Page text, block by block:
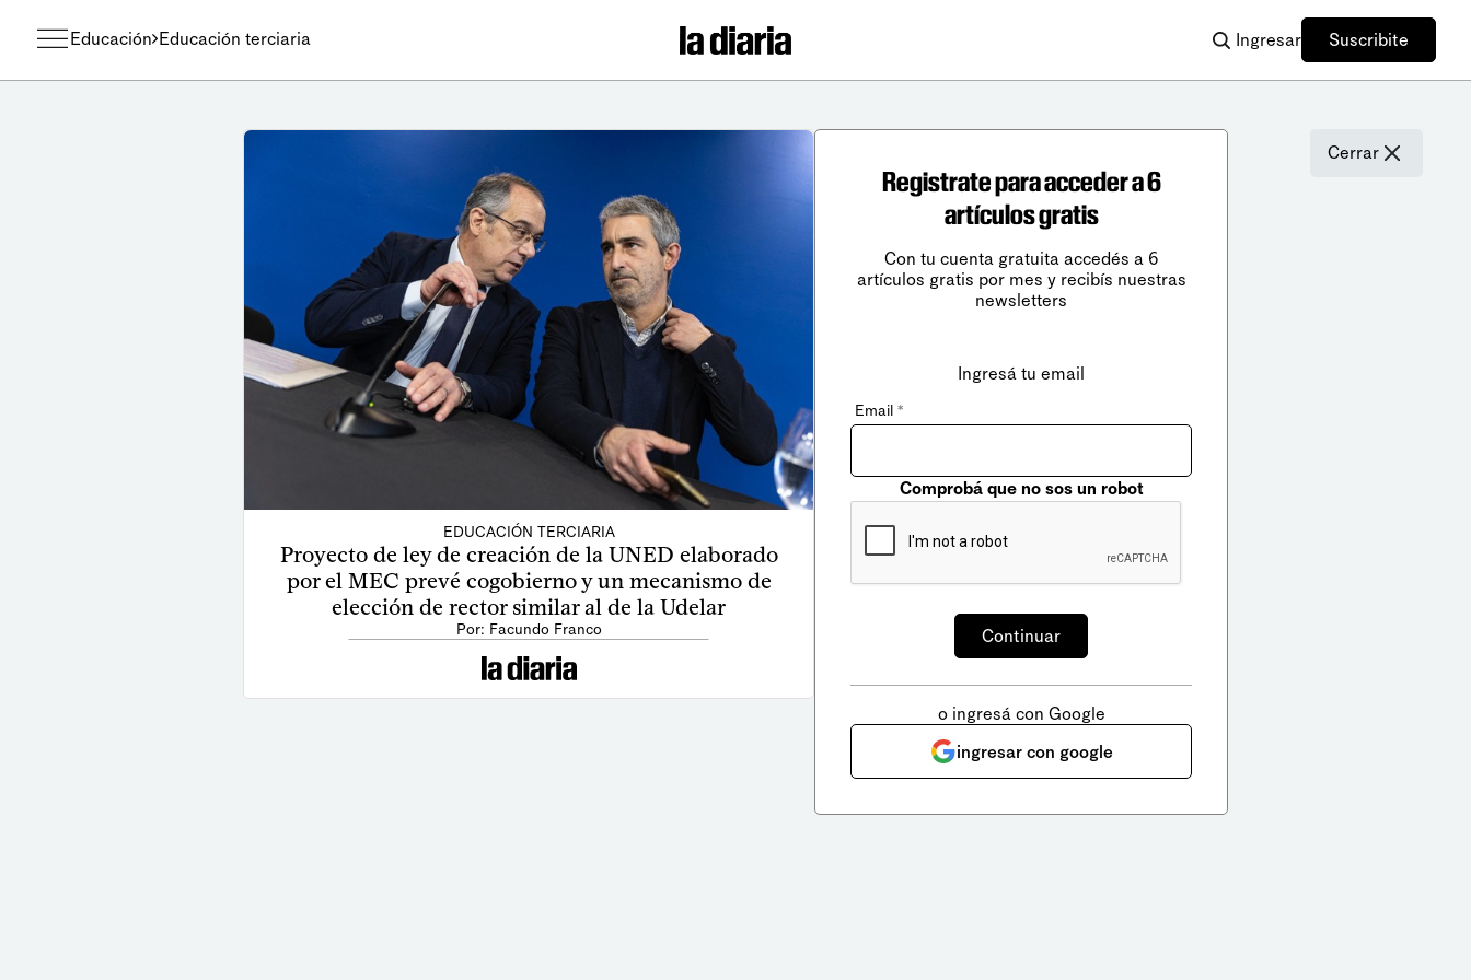
Educación Educación terciaria Ingresar Suscribite
EDUCACIÓN TERCIARIA
Proyecto de ley de creación de la UNED elaborado
por el MEC prevé cogobierno y un mecanismo de
elección de rector similar al de la Udelar
Por: Facundo Franco
Cerrar
Registrate para acceder a 6
artículos gratis
Con tu cuenta gratuita accedés a 6
artículos gratis por mes y recibís nuestras
newsletters
Ingresá tu email
Email *
Comprobá que no sos un robot
o ingresá con Google
ingresar con google